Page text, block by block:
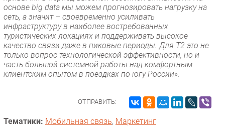
основе big data мы можем прогнозировать нагрузку на
сеть, а значит – своевременно усиливать
инфраструктуру в наиболее востребованных
туристических локациях и поддерживать высокое
качество связи даже в пиковые периоды. Для T2 это не
только вопрос технологической эффективности, но и
часть большой системной работы над комфортным
клиентским опытом в поездках по югу России».
ОТПРАВИТЬ:
Тематики: Мобильная связь, Маркетинг